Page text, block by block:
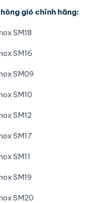
gió chĩnh hãng:
SM18
SM16
SM09
SM10
SM12
SM17
SM11
SM19
SM20